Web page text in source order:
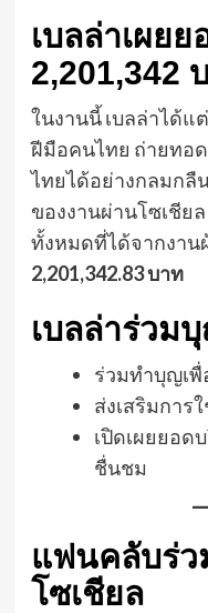
เบลล่าเผย
2,201,342
ในงานนี้ เบลล่าได้แ
ฝีมือคนไทย ถ่ายทอ
ไทยได้อย่างกลมกลื
ของงานผ่านโซเชีย
ทั้งหมดที่ได้จากงาน
2,201,342.83 บาท
เบลล่าร่วม
ร่วมทำบุญเ
ส่งเสริมการ
เปิดเผยยอด
ชื่นชม
แฟนคลับร่
โซเชียล